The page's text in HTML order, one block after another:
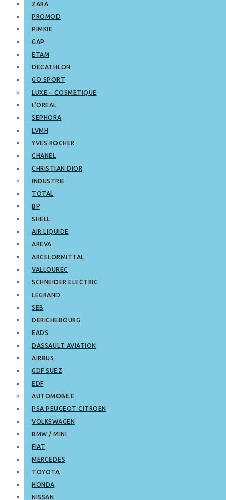
ZARA
PROMOD
PIMKIE
GAP
ETAM
DECATHLON
GO SPORT
LUXE – COSMETIQUE
L’OREAL
SEPHORA
LVMH
YVES ROCHER
CHANEL
CHRISTIAN DIOR
INDUSTRIE
TOTAL
BP
SHELL
AIR LIQUIDE
AREVA
ARCELORMITTAL
VALLOUREC
SCHNEIDER ELECTRIC
LEGRAND
SEB
DERICHEBOURG
EADS
DASSAULT AVIATION
AIRBUS
GDF SUEZ
EDF
AUTOMOBILE
PSA PEUGEOT CITROEN
VOLKSWAGEN
BMW / MINI
FIAT
MERCEDES
TOYOTA
HONDA
NISSAN